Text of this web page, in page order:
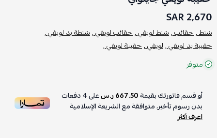
2,670 SAR
شنط ,حقائب ,شنط لويفي ,حقائب لويفي ,شنطة بد لويفي ,
حقيبة يد لويفي ,لويفي ,حقيبة لويفي ,
متوفر
أو قسم فاتورتك بقيمة667.50 ر.س على4دفعات
بدون رسوم تأخير، متوافقة مع الشريعة الإسلامية
اعرف أكثر